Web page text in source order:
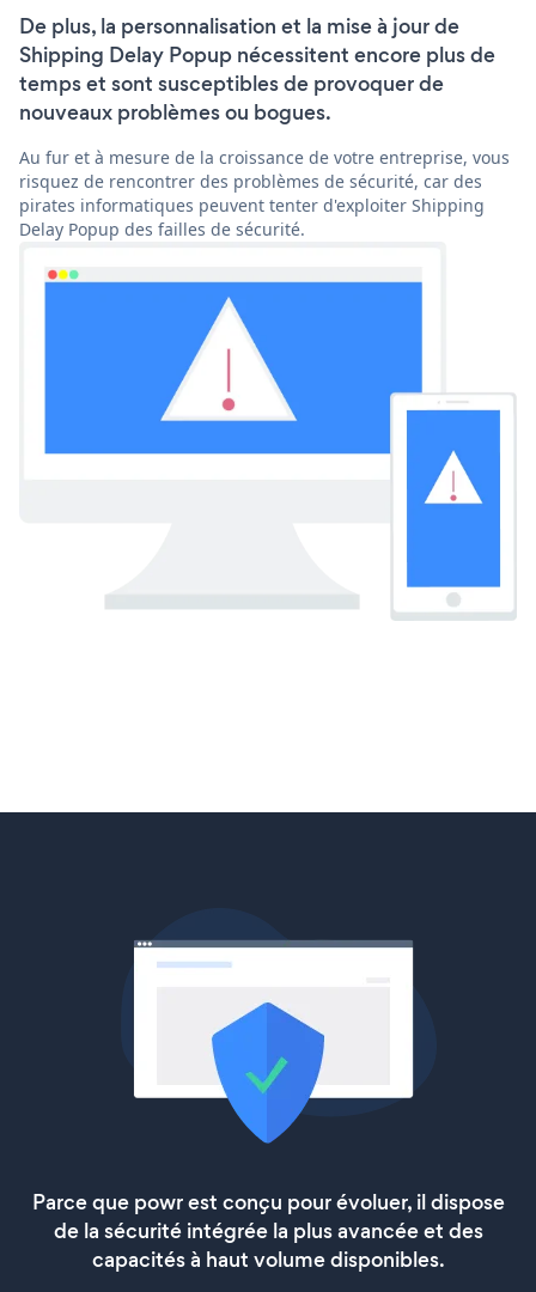
De plus, la personnalisation et la mise à jour de
Shipping Delay Popup nécessitent encore plus de
temps et sont susceptibles de provoquer de
nouveaux problèmes ou bogues.
Au fur et à mesure de la croissance de votre entreprise, vous
risquez de rencontrer des problèmes de sécurité, car des
pirates informatiques peuvent tenter d'exploiter Shipping
Delay Popup des failles de sécurité.
Parce que powr est conçu pour évoluer, il dispose
de la sécurité intégrée la plus avancée et des
capacités à haut volume disponibles.